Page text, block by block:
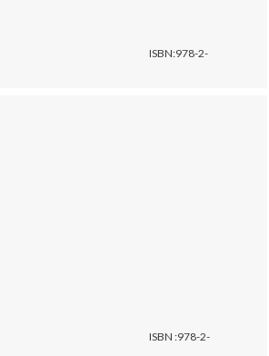
ISBN:978-2-
ISBN :978-2-